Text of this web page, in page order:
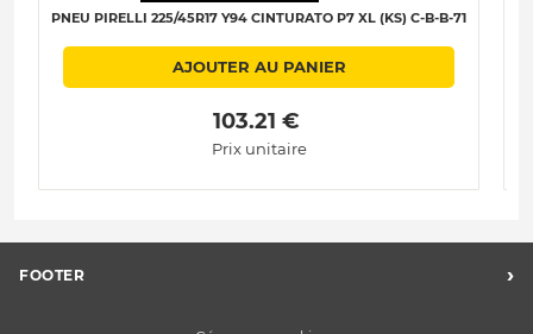
PNEU PIRELLI 225/45R17 Y94 CINTURATO P7 XL (KS) C-B-B-71
AJOUTER AU PANIER
103.21 €
Prix unitaire
FOOTER ›